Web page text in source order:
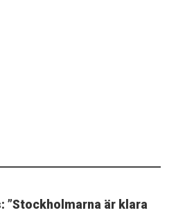
”Stockholmarna är klara